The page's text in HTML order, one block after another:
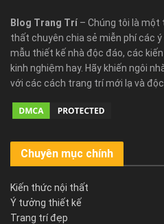
Blog Trang Trí – Chúng tôi là một
thất chuyên chia sẻ miễn phí các
mẫu thiết kế nhà độc đáo, các
kinh nghiệm hay. Hãy khiến ngôi
với các cách trang trí mới lạ và
Chuyên mục chính
Kiến thức nội thất
Ý tưởng thiết kế
Trang trí đẹp